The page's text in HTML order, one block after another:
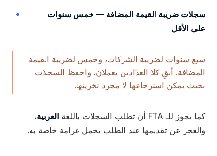
سجلات ضريبة القيمة المضافة — خمس سنوات
على الأقل
سبع سنوات لضريبة الشركات، وخمس لضريبة القيمة
المضافة. أبقِ كلا العدّادين يعملان، واحفظ السجلات
بحيث يمكن استرجاعها لا مجرد تخزينها.
كما يجوز للـ FTA أن تطلب السجلات باللغة العربية،
والعجز عن تقديمها عند الطلب يحمل غرامة خاصة به.